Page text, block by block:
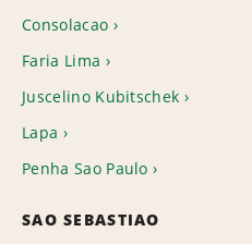
Consolacao
Faria Lima
Juscelino Kubitschek
Lapa
Penha Sao Paulo
SAO SEBASTIAO